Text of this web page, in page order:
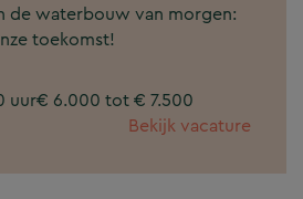
de waterbouw van morgen:
toekomst!
uur€ 6.000 tot € 7.500
Bekijk vacature